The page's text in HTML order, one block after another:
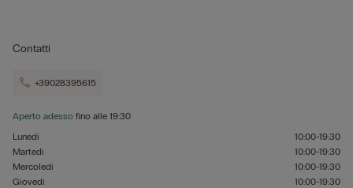
Contatti
+39028395615
Aperto adesso fino alle 19:30
Lunedì
10:00-19:30
Martedì
10:00-19:30
Mercoledì
10:00-19:30
Giovedì
10:00-19:30